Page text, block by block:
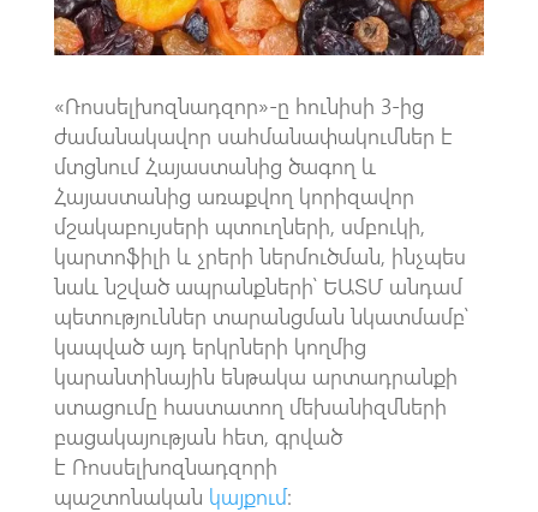
«Ռոսսելխոզնադզոր»-ը հունիսի 3-ից
ժամանակավոր սահմանափակումներ է
մտցնում Հայաստանից ծագող և
Հայաստանից առաքվող կորիզավոր
մշակաբույսերի պտուղների, սմբուկի,
կարտոֆիլի և չրերի ներմուծման, ինչպես
նաև նշված ապրանքների՝ ԵԱՏՄ անդամ
պետություններ տարանցման նկատմամբ՝
կապված այդ երկրների կողմից
կարանտինային ենթակա արտադրանքի
ստացումը հաստատող մեխանիզմների
բացակայության հետ, գրված
է Ռոսսելխոզնադզորի
պաշտոնական կայքում: